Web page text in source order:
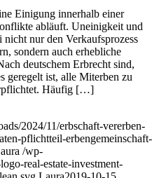
Einigung innerhalb einer
abläuft. Uneinigkeit und
nur den Verkaufsprozess
sondern auch erhebliche
deutschem Erbrecht sind,
geregelt ist, alle Miterben zu
Häufig […]
2024/11/erbschaft-vererben-
pflichtteil-erbengemeinschaft-
/wp-
real-estate-investment-